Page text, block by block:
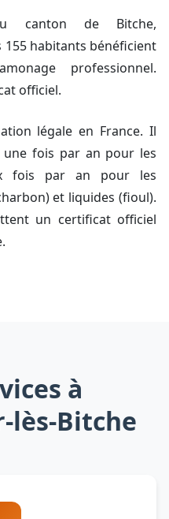
canton de Bitche,
155 habitants bénéficient
professionnel.
officiel.
légale en France. Il
fois par an pour les
fois par an pour les
et liquides (fioul).
un certificat officiel
à
lès-Bitche